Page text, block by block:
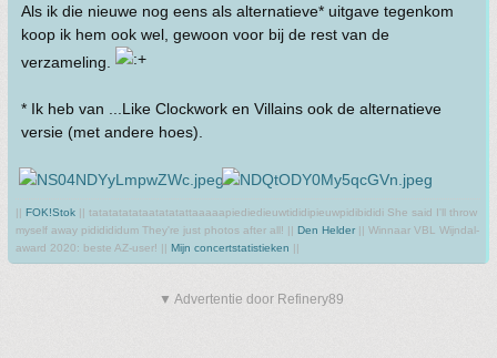
Als ik die nieuwe nog eens als alternatieve* uitgave tegenkom
koop ik hem ook wel, gewoon voor bij de rest van de
verzameling.
* Ik heb van ...Like Clockwork en Villains ook de alternatieve
versie (met andere hoes).
|| FOK!Stok || tatatatatataatatatattaaaaapiediedieuwtididipieuwpidibididi She said I'll throw
myself away pididididum They're just photos after all! || Den Helder || Winnaar VBL Wijndal-
award 2020: beste AZ-user! || Mijn concertstatistieken ||
▼ Advertentie door Refinery89